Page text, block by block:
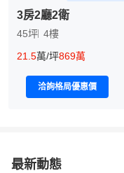
3房2廳2衛
45坪 4樓
21.5萬/坪869萬
洽詢格局優惠價
最新動態